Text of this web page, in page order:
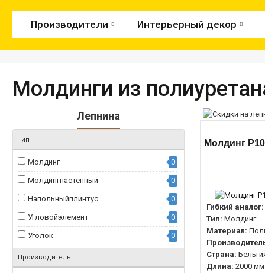
Производители Интерьерный декор
Молдинги из
Лепнина
Тип
Молдинг 0
Молдингнастенный 0
Напольныйплинтус 0
Угловойэлемент 0
Уголок 0
Производитель
Молдинг
Гибкий аналог:
Тип: Молдинг
Материал:
Страна:
Длина: 2000 мм